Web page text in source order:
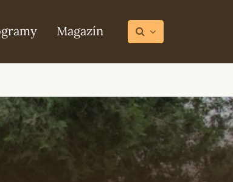
Magazín